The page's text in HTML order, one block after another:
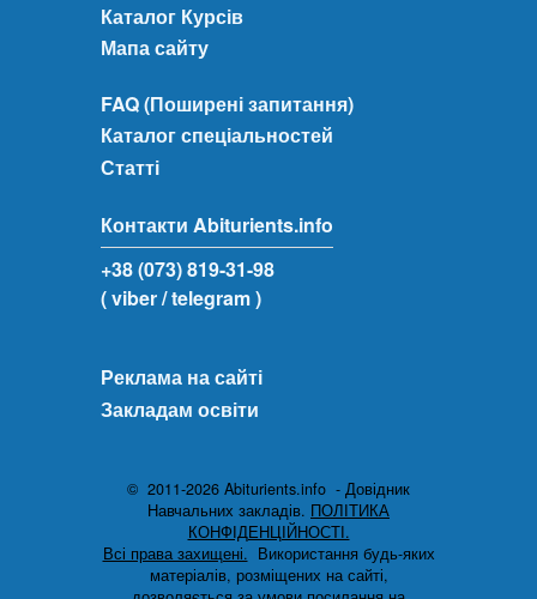
Каталог Курсів
Мапа сайту
FAQ (Поширені запитання)
Каталог спеціальностей
Статті
Контакти Abiturients.info
+38 (073) 819-31-98
( viber/ telegram )
Реклама на сайті
Закладам освіти
© 2011-2026 Abiturients.info - Довідник
Навчальних закладів. ПОЛІТИКА
КОНФІДЕНЦІЙНОСТІ.
Всі права захищені. Використання будь-яких
матеріалів, розміщених на сайті,